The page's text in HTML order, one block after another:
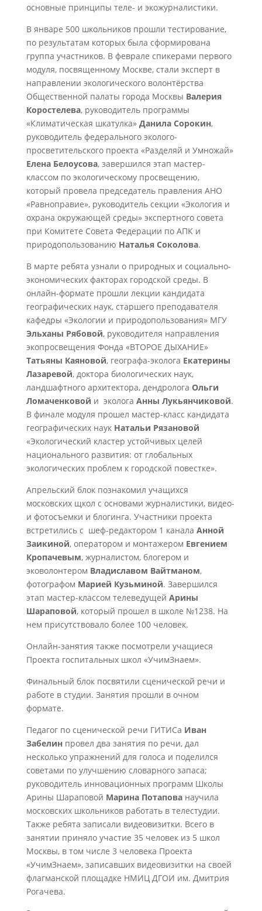
основные принципы теле- и экожурналистики.
В январе 500 школьников прошли тестирование,
по результатам которых была сформирована
группа участников. В феврале спикерами первого
модуля, посвященному Москве, стали эксперт в
направлении экологического волонтёрства
Общественной палаты города Москвы Валерия
Коростелева, руководитель программы
«Климатическая шкатулка» Данила Сорокин,
руководитель федерального эколого-
просветительского проекта «Разделяй и Умножай»
Елена Белоусова, завершился этап мастер-
классом по экологическому просвещению,
который провела председатель правления АНО
«Равноправие», руководитель секции «Экология и
охрана окружающей среды» экспертного совета
при Комитете Совета Федерации по АПК и
природопользованию Наталья Соколова.
В марте ребята узнали о природных и социально-
экономических факторах городской среды. В
онлайн-формате прошли лекции кандидата
географических наук, старшего преподавателя
кафедры «Экологии и природопользования» МГУ
Эльханы Рябовой, руководителя направления
экопросвещения Фонда «ВТОРОЕ ДЫХАНИЕ»
Татьяны Каяновой, географа-эколога Екатерины
Лазаревой, доктора биологических наук,
ландшафтного архитектора, дендролога Ольги
Ломаченковой и эколога Анны Лукьянчиковой.
В финале модуля прошел мастер-класс кандидата
географических наук Натальи Рязановой
«Экологический кластер устойчивых целей
национального развития: от глобальных
экологических проблем к городской повестке».
Апрельский блок познакомил учащихся
московских щкол с основами журналистики, видео-
и фотосъемки и блогинга. Участники проекта
встретились с шеф-редактором 1 канала Анной
Заикиной, оператором и монтажером Евгением
Кропачевым, журналистом, блогером и
эковолонтером Владиславом Вайтманом,
фотографом Марией Кузьминой. Завершился
этап мастер-классом телеведущей Арины
Шараповой, который прошел в школе №1238. На
нем присутствовало более 100 человек.
Онлайн-занятия также посмотрели учащиеся
Проекта госпитальных школ «УчимЗнаем».
Финальный блок посвятили сценической речи и
работе в студии. Занятия прошли в очном
формате.
Педагог по сценической речи ГИТИСа Иван
Забелинпровел два занятия по речи, дал
несколько упражнений для голоса и поделился
советами по улучшению словарного запаса;
руководитель инновационных программ Школы
Арины Шараповой Марина Потапованаучила
московских школьников работать в телестудии.
Также ребята записали видеовизитки. Всего в
занятии приняло участие 35 человек из 5 школ
Москвы, в том числе 3 человека Проекта
«УчимЗнаем», записавших видеовизитки на своей
флагманской площадке НМИЦ ДГОИ им. Дмитрия
Рогачева.